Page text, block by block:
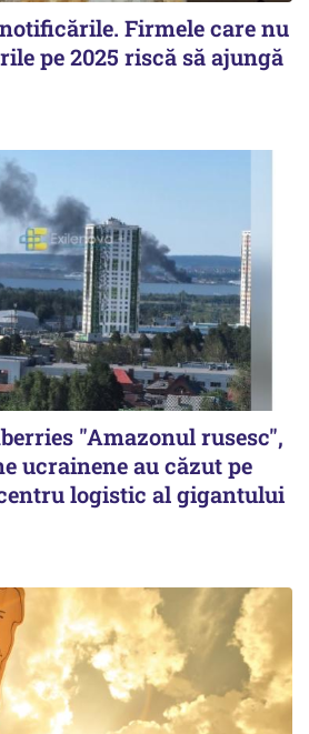
Firmele care nu
pe 2025 riscă să ajungă
"Amazonul rusesc",
ucrainene au căzut pe
logistic al gigantului